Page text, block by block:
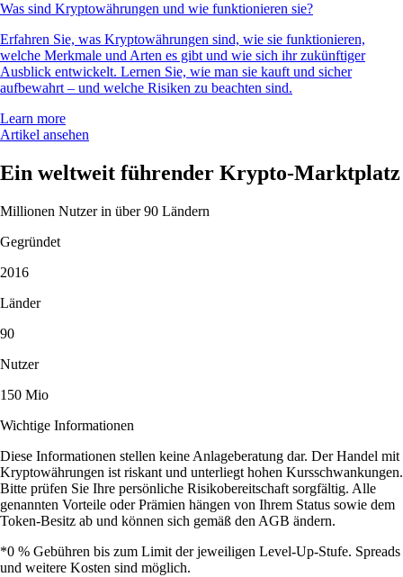
Was sind Kryptowährungen und wie funktionieren sie?
Erfahren Sie, was Kryptowährungen sind, wie sie funktionieren,
welche Merkmale und Arten es gibt und wie sich ihr zukünftiger
Ausblick entwickelt. Lernen Sie, wie man sie kauft und sicher
aufbewahrt – und welche Risiken zu beachten sind.
Learn more
Artikel ansehen
Ein weltweit führender Krypto-Marktplatz
Millionen Nutzer in über 90 Ländern
Gegründet
2016
Länder
90
Nutzer
150 Mio
Wichtige Informationen
Diese Informationen stellen keine Anlageberatung dar. Der Handel mit
Kryptowährungen ist riskant und unterliegt hohen Kursschwankungen.
Bitte prüfen Sie Ihre persönliche Risikobereitschaft sorgfältig. Alle
genannten Vorteile oder Prämien hängen von Ihrem Status sowie dem
Token-Besitz ab und können sich gemäß den AGB ändern.
*0 % Gebühren bis zum Limit der jeweiligen Level-Up-Stufe. Spreads
und weitere Kosten sind möglich.